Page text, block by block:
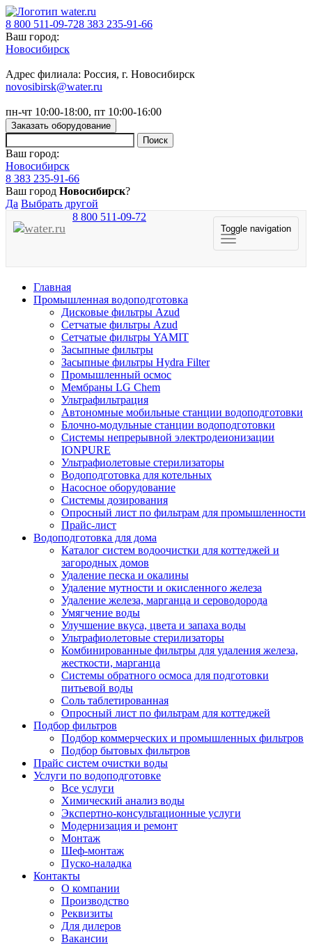
8 800 511-09-728 383 235-91-66
Ваш город:
Новосибирск
Адрес филиала: Россия, г. Новосибирск
novosibirsk@water.ru
пн-чт 10:00-18:00, пт 10:00-16:00
Заказать оборудование
Ваш город:
Новосибирск
8 383 235-91-66
Ваш город Новосибирск?
Да Выбрать другой
Toggle navigation
8 800 511-09-72
Главная
Промышленная водоподготовка
Дисковые фильтры Azud
Сетчатые фильтры Azud
Сетчатые фильтры YAMIT
Засыпные фильтры
Засыпные фильтры Hydra Filter
Промышленный осмос
Мембраны LG Chem
Ультрафильтрация
Автономные мобильные станции водоподготовки
Блочно-модульные станции водоподготовки
Системы непрерывной электродеионизации
IONPURE
Ультрафиолетовые стерилизаторы
Водоподготовка для котельных
Насосное оборудование
Системы дозирования
Опросный лист по фильтрам для промышленности
Прайс-лист
Водоподготовка для дома
Каталог систем водоочистки для коттеджей и
загородных домов
Удаление песка и окалины
Удаление мутности и окисленного железа
Удаление железа, марганца и сероводорода
Умягчение воды
Улучшение вкуса, цвета и запаха воды
Ультрафиолетовые стерилизаторы
Комбинированные фильтры для удаления железа,
жесткости, марганца
Системы обратного осмоса для подготовки
питьевой воды
Соль таблетированная
Опросный лист по фильтрам для коттеджей
Подбор фильтров
Подбор коммерческих и промышленных фильтров
Подбор бытовых фильтров
Прайс систем очистки воды
Услуги по водоподготовке
Все услуги
Химический анализ воды
Экспертно-консультационные услуги
Модернизация и ремонт
Монтаж
Шеф-монтаж
Пуско-наладка
Контакты
О компании
Производство
Реквизиты
Для дилеров
Вакансии